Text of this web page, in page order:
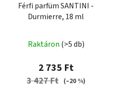
Férfi parfüm SANTINI -
Durmierre, 18 ml
Raktáron (>5 db)
2 735 Ft
3 427 Ft (–20 %)